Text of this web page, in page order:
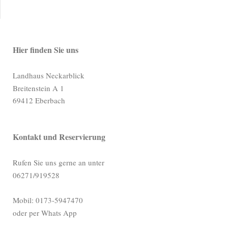
Hier finden Sie uns
Landhaus Neckarblick
Breitenstein A 1
69412 Eberbach
Kontakt und Reservierung
Rufen Sie uns gerne an unter
06271/919528
Mobil: 0173-5947470
oder per Whats App